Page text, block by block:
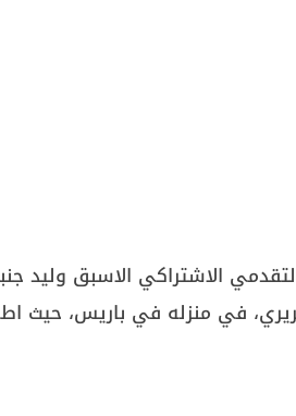
الاشتراكي الاسبق وليد
في منزله في باريس، حيث